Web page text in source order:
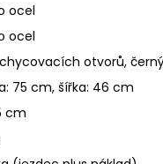
ocel
ocel
otvorů,
75 cm, šířka: 46 cm
cm